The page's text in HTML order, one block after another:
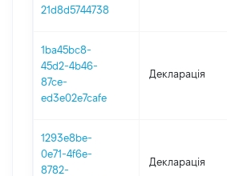
21d8d5744738
1ba45bc8-
45d2-4b46-
87ce-
ed3e02e7cafe
Декларація
1293e8be-
0e71-4f6e-
8782-
Декларація